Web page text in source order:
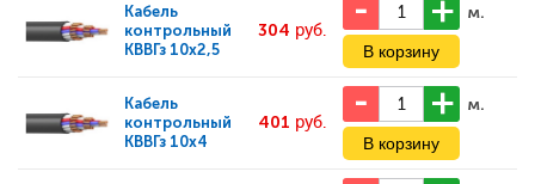
Кабель
контрольный
КВВГз 10х2,5
304 руб.
м.
Кабель
контрольный
КВВГз 10х4
401 руб.
м.